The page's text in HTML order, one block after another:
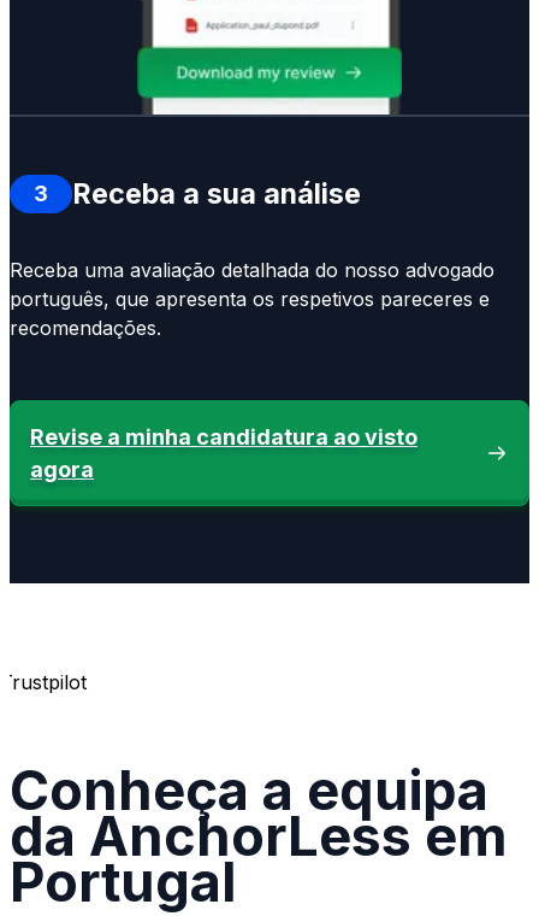
3 Receba a sua análise
Receba uma avaliação detalhada do nosso advogado
português, que apresenta os respetivos pareceres e
recomendações.
Revise a minha candidatura ao visto
agora
Trustpilot
Conheça a equipa
da AnchorLess em
Portugal